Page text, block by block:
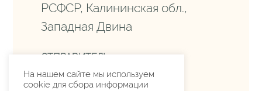
РСФСР, Калининская обл.,
Западная Двина
ОТПРАВИТЕЛЬ:
Лялин С.П.
На нашем сайте мы используем
cookie для сбора информации